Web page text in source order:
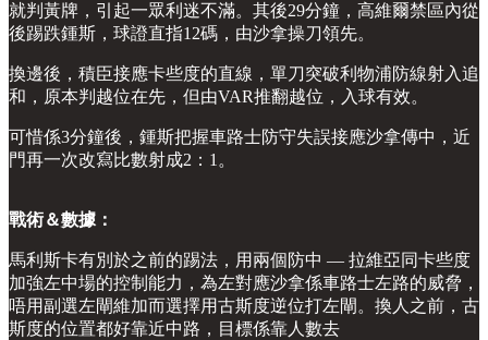
就判黃牌，引起一眾利迷不滿。其後29分鐘，高維爾禁區內從
後踢跌鍾斯，球證直指12碼，由沙拿操刀領先。
換邊後，積臣接應卡些度的直線，單刀突破利物浦防線射入追
和，原本判越位在先，但由VAR推翻越位，入球有效。
可惜係3分鐘後，鍾斯把握車路士防守失誤接應沙拿傳中，近
門再一次改寫比數射成2：1。
戰術＆數據：
馬利斯卡有別於之前的踢法，用兩個防中 — 拉維亞同卡些度
加強左中場的控制能力，為左對應沙拿係車路士左路的威脅，
唔用副選左閘維加而選擇用古斯度逆位打左閘。換人之前，古
斯度的位置都好靠近中路，目標係靠人數去